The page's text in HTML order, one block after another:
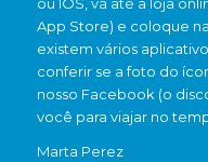
App Store) e coloque
existem vários
conferir se a foto do
nosso Facebook (o
você para viajar no
Marta Perez